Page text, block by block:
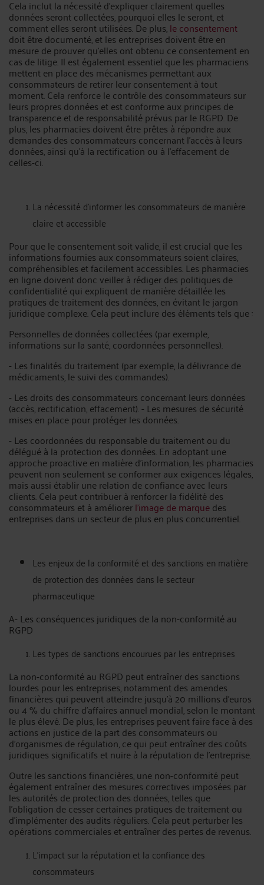
Cela inclut la nécessité d'expliquer clairement quelles
données seront collectées, pourquoi elles le seront, et
comment elles seront utilisées. De plus,le consentement
doit être documenté, et les entreprises doivent être en
mesure de prouver qu'elles ont obtenu ce consentement en
cas de litige. Il est également essentiel que les pharmaciens
mettent en place des mécanismes permettant aux
consommateurs de retirer leur consentement à tout
moment. Cela renforce le contrôle des consommateurs sur
leurs propres données et est conforme aux principes de
transparence et de responsabilité prévus par le RGPD. De
plus, les pharmacies doivent être prêtes à répondre aux
demandes des consommateurs concernant l'accès à leurs
données, ainsi qu'à la rectification ou à l'effacement de
celles-ci.
La nécessité d'informer les consommateurs de manière
claire et accessible
Pour que le consentement soit valide, il est crucial que les
informations fournies aux consommateurs soient claires,
compréhensibles et facilement accessibles. Les pharmacies
en ligne doivent donc veiller à rédiger des politiques de
confidentialité qui expliquent de manière détaillée les
pratiques de traitement des données, en évitant le jargon
juridique complexe. Cela peut inclure des éléments tels que :
Personnelles de données collectées (par exemple,
informations sur la santé, coordonnées personnelles).
- Les finalités du traitement (par exemple, la délivrance de
médicaments, le suivi des commandes).
- Les droits des consommateurs concernant leurs données
(accès, rectification, effacement). - Les mesures de sécurité
mises en place pour protéger les données.
- Les coordonnées du responsable du traitement ou du
délégué à la protection des données. En adoptant une
approche proactive en matière d'information, les pharmacies
peuvent non seulement se conformer aux exigences légales,
mais aussi établir une relation de confiance avec leurs
clients. Cela peut contribuer à renforcer la fidélité des
consommateurs et à améliorerl'image de marquedes
entreprises dans un secteur de plus en plus concurrentiel.
Les enjeux de la conformité et des sanctions en matière
de protection des données dans le secteur
pharmaceutique
A- Les conséquences juridiques de la non-conformité au
RGPD
Les types de sanctions encourues par les entreprises
La non-conformité au RGPD peut entraîner des sanctions
lourdes pour les entreprises, notamment des amendes
financières qui peuvent atteindre jusqu'à 20 millions d'euros
ou 4 % du chiffre d'affaires annuel mondial, selon le montant
le plus élevé. De plus, les entreprises peuvent faire face à des
actions en justice de la part des consommateurs ou
d'organismes de régulation, ce qui peut entraîner des coûts
juridiques significatifs et nuire à la réputation de l'entreprise.
Outre les sanctions financières, une non-conformité peut
également entraîner des mesures correctives imposées par
les autorités de protection des données, telles que
l'obligation de cesser certaines pratiques de traitement ou
d'implémenter des audits réguliers. Cela peut perturber les
opérations commerciales et entraîner des pertes de revenus.
L'impact sur la réputation et la confiance des
consommateurs